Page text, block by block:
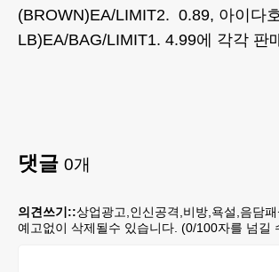
(BROWN)EA/LIMIT2. 0.89, 아이다
LB)EA/BAG/LIMIT1. 4.99에 각각 판
댓글 0개
의견쓰기::상업광고,인신공격,비방,욕설,음담
예고없이 삭제될수 있습니다. (0/100자를 넘길